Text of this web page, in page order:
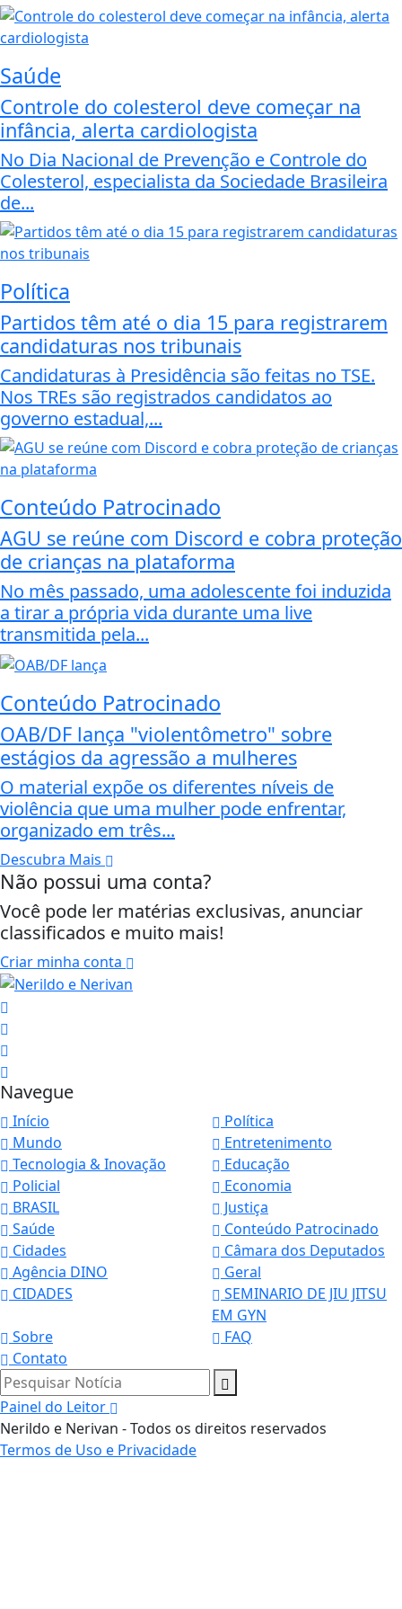
Saúde
Controle do colesterol deve começar na
infância, alerta cardiologista
No Dia Nacional de Prevenção e Controle do
Colesterol, especialista da Sociedade Brasileira
de...
Política
Partidos têm até o dia 15 para registrarem
candidaturas nos tribunais
Candidaturas à Presidência são feitas no TSE.
Nos TREs são registrados candidatos ao
governo estadual,...
Conteúdo Patrocinado
AGU se reúne com Discord e cobra proteção
de crianças na plataforma
No mês passado, uma adolescente foi induzida
a tirar a própria vida durante uma live
transmitida pela...
Conteúdo Patrocinado
OAB/DF lança "violentômetro" sobre
estágios da agressão a mulheres
O material expõe os diferentes níveis de
violência que uma mulher pode enfrentar,
organizado em três...
Descubra Mais
Não possui uma conta?
Você pode ler matérias exclusivas, anunciar
classificados e muito mais!
Criar minha conta
Navegue
Início
Política
Mundo
Entretenimento
Tecnologia & Inovação
Educação
Policial
Economia
BRASIL
Justiça
Saúde
Conteúdo Patrocinado
Cidades
Câmara dos Deputados
Agência DINO
Geral
CIDADES
SEMINARIO DE JIU JITSU
EM GYN
Sobre
FAQ
Contato
Pesquisar Notícia
Painel do Leitor
Nerildo e Nerivan - Todos os direitos reservados
Termos de Uso e Privacidade